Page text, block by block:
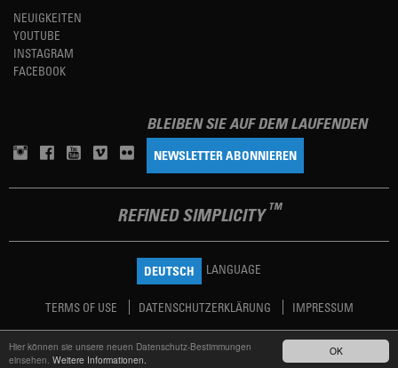
OK
Hier können sie unsere neuen Datenschutz-Bestimmungen
einsehen. Weitere Informationen.
NEUIGKEITEN
YOUTUBE
INSTAGRAM
FACEBOOK
BLEIBEN SIE AUF DEM LAUFENDEN
NEWSLETTER ABONNIEREN
REFINED SIMPLICITY TM
DEUTSCH LANGUAGE
TERMS OF USE DATENSCHUTZERKLÄRUNG IMPRESSUM